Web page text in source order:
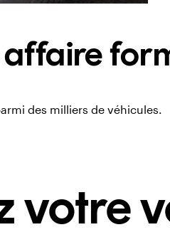
des milliers de véhicules.
votre